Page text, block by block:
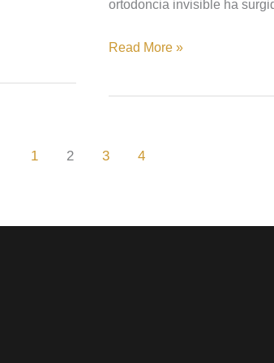
ortodoncia invisible ha
Read More »
1 2 3 4